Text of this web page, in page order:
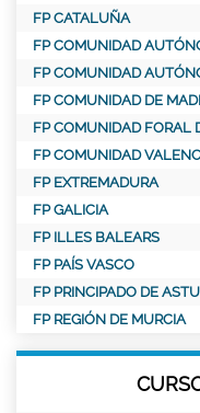
FP CATALUÑA
FP COMUNIDAD
FP COMUNIDAD
FP COMUNIDAD DE
FP COMUNIDAD FORAL
FP COMUNIDAD
FP EXTREMADURA
FP GALICIA
FP ILLES BALEARS
FP PAÍS VASCO
FP PRINCIPADO DE
FP REGIÓN DE MURCIA